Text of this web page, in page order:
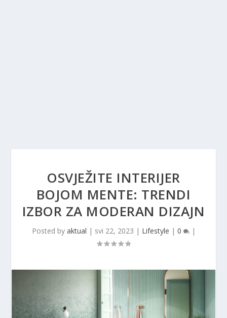
OSVJEŽITE INTERIJER
BOJOM MENTE: TRENDI
IZBOR ZA MODERAN DIZAJN
Posted by aktual | svi 22, 2023 | Lifestyle | 0 |